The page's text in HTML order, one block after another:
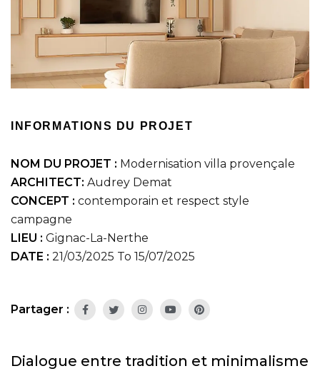
INFORMATIONS DU PROJET
NOM DU PROJET : Modernisation villa provençale
ARCHITECT: Audrey Demat
CONCEPT : contemporain et respect style
campagne
LIEU : Gignac-La-Nerthe
DATE : 21/03/2025 To 15/07/2025
Partager :
Dialogue entre tradition et minimalisme